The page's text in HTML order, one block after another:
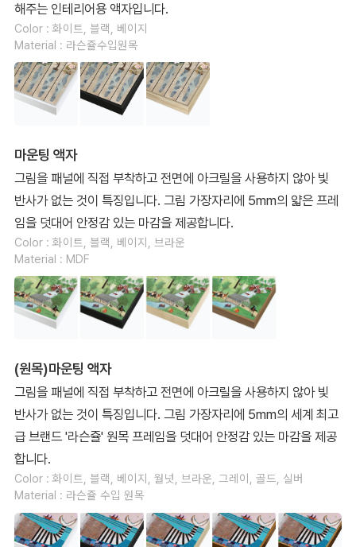
해주는 인테리어용 액자입니다.
Color : 화이트, 블랙, 베이지
Material : 라슨쥴수입원목
마운팅 액자
그림을 패널에 직접 부착하고 전면에 아크릴을 사용하지 않아 빛
반사가 없는 것이 특징입니다. 그림 가장자리에 5mm의 얇은 프레
임을 덧대어 안정감 있는 마감을 제공합니다.
Color : 화이트, 블랙, 베이지, 브라운
Material : MDF
(원목)마운팅 액자
그림을 패널에 직접 부착하고 전면에 아크릴을 사용하지 않아 빛
반사가 없는 것이 특징입니다. 그림 가장자리에 5mm의 세계 최고
급 브랜드 '라슨쥴' 원목 프레임을 덧대어 안정감 있는 마감을 제공
합니다.
Color : 화이트, 블랙, 베이지, 월넛, 브라운, 그레이, 골드, 실버
Material : 라슨쥴 수입 원목